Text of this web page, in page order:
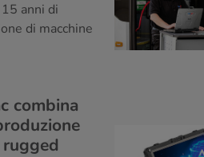
anni di
di macchine
combina